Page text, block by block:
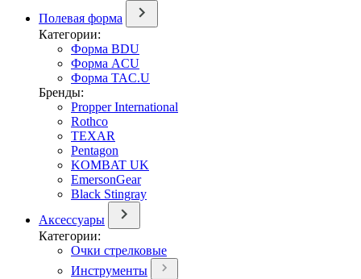
Полевая форма
Категории:
Форма BDU
Форма ACU
Форма TAC.U
Бренды:
Propper International
Rothco
TEXAR
Pentagon
KOMBAT UK
EmersonGear
Black Stingray
Аксессуары
Категории:
Очки стрелковые
Инструменты